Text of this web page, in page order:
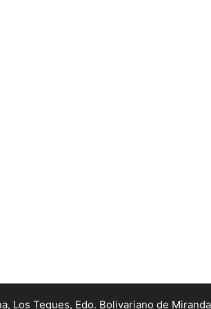
Los Teques, Edo. Bolivariano de